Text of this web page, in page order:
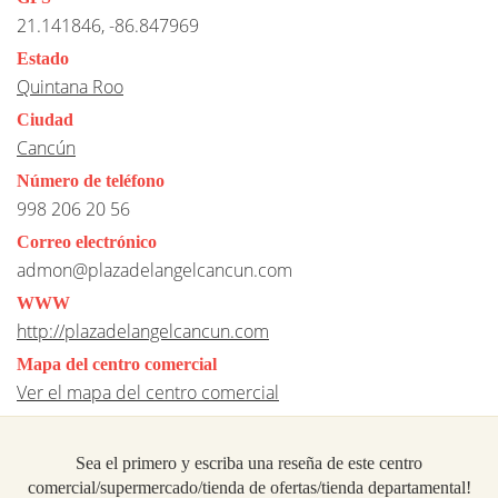
21.141846, -86.847969
Estado
Quintana Roo
Ciudad
Cancún
Número de teléfono
998 206 20 56
Correo electrónico
admon@plazadelangelcancun.com
WWW
http://plazadelangelcancun.com
Mapa del centro comercial
Ver el mapa del centro comercial
Sea el primero y escriba una reseña de este centro
comercial/supermercado/tienda de ofertas/tienda departamental!